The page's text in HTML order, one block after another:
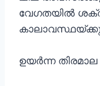
വേഗതയിൽ
ഉയർന്ന